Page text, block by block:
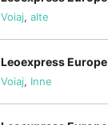
Voiaj, alte
Leoexpress Europe
Voiaj, Inne